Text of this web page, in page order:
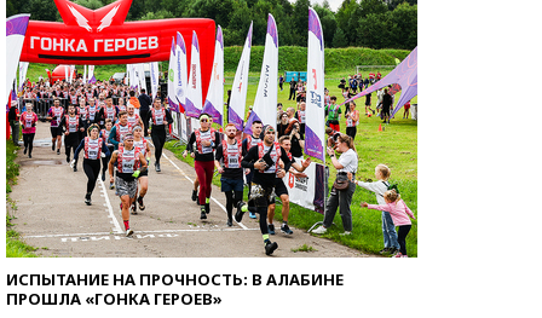
ИСПЫТАНИЕ НА ПРОЧНОСТЬ: В АЛАБИНЕ
ПРОШЛА «ГОНКА ГЕРОЕВ»